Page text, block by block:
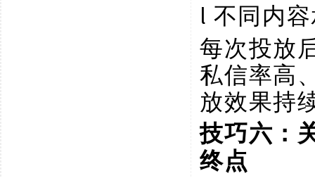
l 不同内
每次投放
私信率高
放效果持
技巧六：
终点